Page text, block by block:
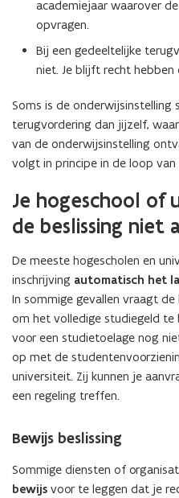
academiejaar waarover
opvragen.
Bij een gedeeltelijke
niet. Je blijft recht
Soms is de onderwijsinstelling
terugvordering dan jijzelf,
van de onderwijsinstelling
volgt in principe in de loop
Je hogeschool of
de beslissing niet
De meeste hogescholen en
inschrijving automatisch het
In sommige gevallen vraagt
om het volledige studiegeld te
voor een studietoelage nog
op met de
universiteit. Zij kunnen je
een regeling treffen.
Bewijs beslissing
Sommige diensten of
bewijs voor te leggen dat je